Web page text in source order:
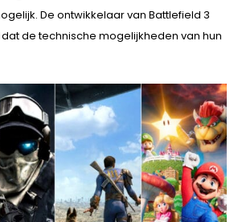
De ontwikkelaar van Battlefield 3
de technische mogelijkheden van hun